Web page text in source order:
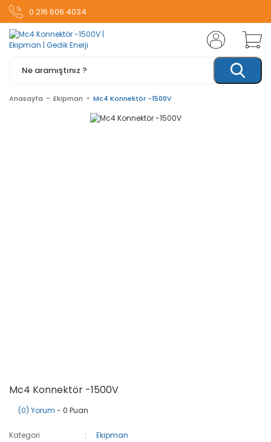
0 216 606 4034
Anasayfa Ekipman Mc4 Konnektör -1500V
Mc4 Konnektör -1500V
(0) Yorum - 0 Puan
Kategori
Ekipman